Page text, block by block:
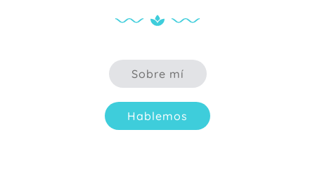
Sobre mí
Hablemos